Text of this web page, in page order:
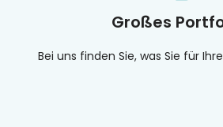
Großes
Bei uns finden Sie, was Sie für